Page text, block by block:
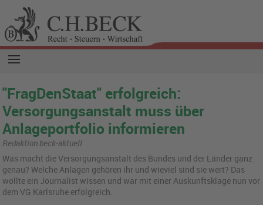
"FragDenStaat" erfolgreich:
Versorgungsanstalt muss über
Anlageportfolio informieren
Redaktion beck-aktuell
Was macht die Ver­sor­gungs­an­stalt des Bun­des und der Län­der ganz
genau? Wel­che An­la­gen ge­hö­ren ihr und wie­viel sind sie wert? Das
woll­te ein Jour­na­list wis­sen und war mit einer Aus­kunfts­kla­ge nun vor
dem VG Karls­ru­he er­folg­reich.